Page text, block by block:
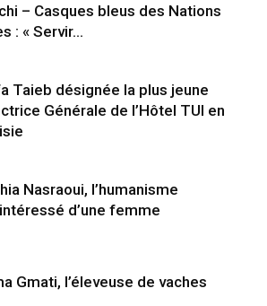
– Casques bleus des Nations
: « Servir...
Taieb désignée la plus jeune
Générale de l’Hôtel TUI en
Nasraoui, l’humanisme
d’une femme
Gmati, l’éleveuse de vaches